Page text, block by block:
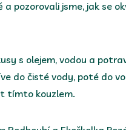
a pozorovali jsme, jak se
s olejem, vodou a
do čisté vody, poté do
tímto kouzlem.